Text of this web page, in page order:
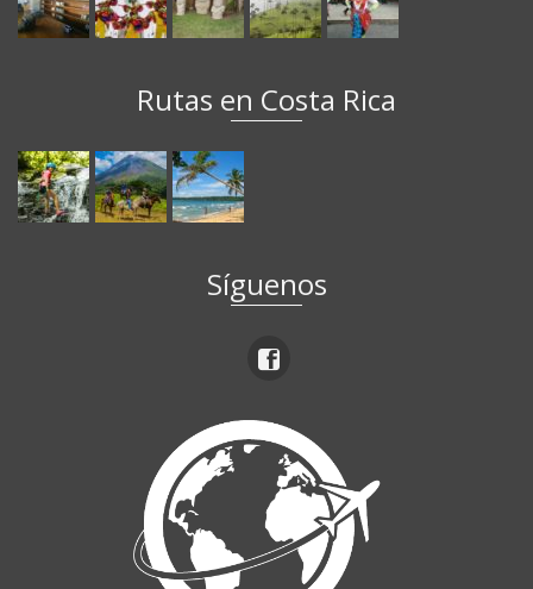
Rutas en Costa Rica
Síguenos